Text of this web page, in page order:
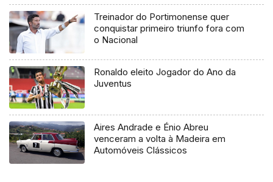
Treinador do Portimonense quer
conquistar primeiro triunfo fora com
o Nacional
Ronaldo eleito Jogador do Ano da
Juventus
Aires Andrade e Énio Abreu
venceram a volta à Madeira em
Automóveis Clássicos